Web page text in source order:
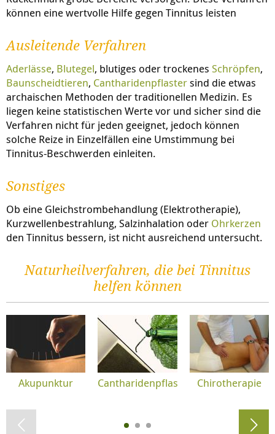
können eine wertvolle Hilfe gegen Tinnitus leisten
Ausleitende Verfahren
Aderlässe, Blutegel, blutiges oder trockenes Schröpfen,
Baunscheidtieren, Cantharidenpflastersind die etwas
archaischen Methoden der traditionellen Medizin. Es
liegen keine statistischen Werte vor und sicher sind die
Verfahren nicht für jeden geeignet, jedoch können
solche Reize in Einzelfällen eine Umstimmung bei
Tinnitus-Beschwerden einleiten.
Sonstiges
Ob eine Gleichstrombehandlung (Elektrotherapie),
Kurzwellenbestrahlung, Salzinhalation oder Ohrkerzen
den Tinnitus bessern, ist nicht ausreichend untersucht.
Naturheilverfahren, die bei Tinnitus
helfen können
Akupunktur Cantharidenpflaster Chirotherapie